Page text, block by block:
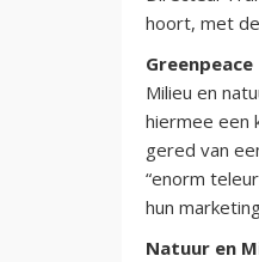
hoort, met
Greenpeace
Milieu en
hiermee een
gered van
“enorm
hun
Natuur en